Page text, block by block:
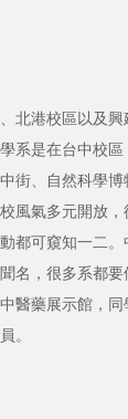
北港校區以及興
系是在台中校
街、自然科學博
風氣多元開放，
都可窺知一二
名，很多系都要
醫藥展示館，同
。